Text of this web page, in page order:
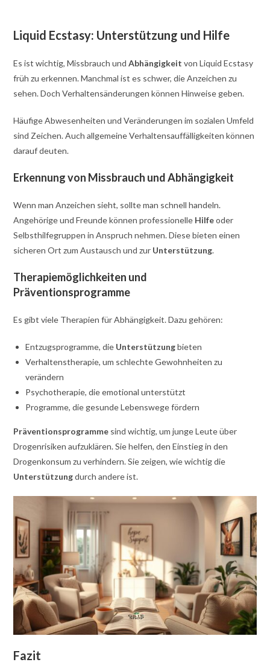
Liquid Ecstasy: Unterstützung und Hilfe
Es ist wichtig, Missbrauch undAbhängigkeit von Liquid Ecstasy
früh zu erkennen. Manchmal ist es schwer, die Anzeichen zu
sehen. Doch Verhaltensänderungen können Hinweise geben.
Häufige Abwesenheiten und Veränderungen im sozialen Umfeld
sind Zeichen. Auch allgemeine Verhaltensauffälligkeiten können
darauf deuten.
Erkennung von Missbrauch und Abhängigkeit
Wenn man Anzeichen sieht, sollte man schnell handeln.
Angehörige und Freunde können professionelle Hilfeoder
Selbsthilfegruppen in Anspruch nehmen. Diese bieten einen
sicheren Ort zum Austausch und zur Unterstützung.
Therapiemöglichkeiten und
Präventionsprogramme
Es gibt viele Therapien für Abhängigkeit. Dazu gehören:
Entzugsprogramme, die Unterstützungbieten
Verhaltenstherapie, um schlechte Gewohnheiten zu
verändern
Psychotherapie, die emotional unterstützt
Programme, die gesunde Lebenswege fördern
Präventionsprogramme sind wichtig, um junge Leute über
Drogenrisiken aufzuklären. Sie helfen, den Einstieg in den
Drogenkonsum zu verhindern. Sie zeigen, wie wichtig die
Unterstützungdurch andere ist.
Fazit